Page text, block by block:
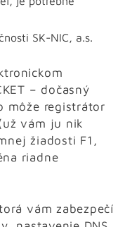
SK-NIC, a.s.
– dočasný
môže registrátor
vám ju nik
žiadosti F1,
riadne
vám zabezpečí